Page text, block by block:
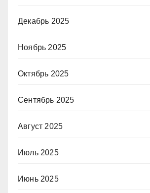
Декабрь 2025
Ноябрь 2025
Октябрь 2025
Сентябрь 2025
Август 2025
Июль 2025
Июнь 2025